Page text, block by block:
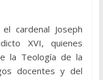
cardenal Joseph
XVI, quienes
la Teología de la
docentes y del